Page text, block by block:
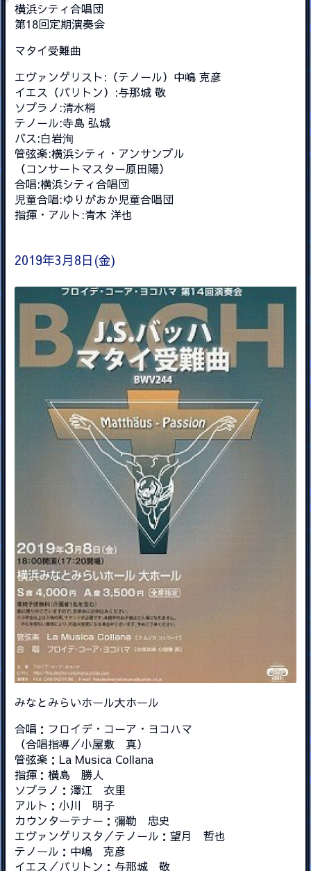
横浜シティ合唱団
第18回定期演奏会
マタイ受難曲
エヴァンゲリスト:（テノール） 中嶋 克彦
イエス（バリトン）:与那城 敬
ソプラノ:清水梢
テノール:寺島 弘城
バス:白岩洵
管弦楽:横浜シティ・アンサンブル
（コンサートマスター原田陽）
合唱:横浜シティ合唱団
児童合唱:ゆりがおか児童合唱団
指揮・アルト :青木 洋也
2019年3月8日(金)
みなとみらいホール大ホール
合唱：フロイデ・コーア・ヨコハマ
（合唱指導／小屋敷 真）
管弦楽：La Musica Collana
指揮：横島 勝人
ソプラノ：澤江 衣里
アルト：小川 明子
カウンターテナー：彌勒 忠史
エヴァンゲリスタ／テノール：望月 哲也
テノール：中嶋 克彦
イエス／バリトン：与那城 敬